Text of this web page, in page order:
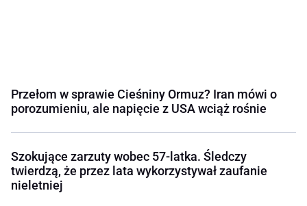
Przełom w sprawie Cieśniny Ormuz? Iran mówi o
porozumieniu, ale napięcie z USA wciąż rośnie
Szokujące zarzuty wobec 57-latka. Śledczy
twierdzą, że przez lata wykorzystywał zaufanie
nieletniej